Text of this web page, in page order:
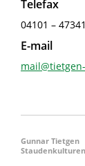
Telefax
04101 –
E-mail
Gunnar Tietgen
Staudenkulturen